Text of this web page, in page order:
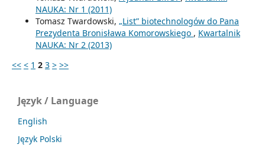
NAUKA: Nr 1 (2011)
Tomasz Twardowski, „List” biotechnologów do Pana
Prezydenta Bronisława Komorowskiego , Kwartalnik
NAUKA: Nr 2 (2013)
<< < 1 2 3 > >>
Język / Language
English
Język Polski